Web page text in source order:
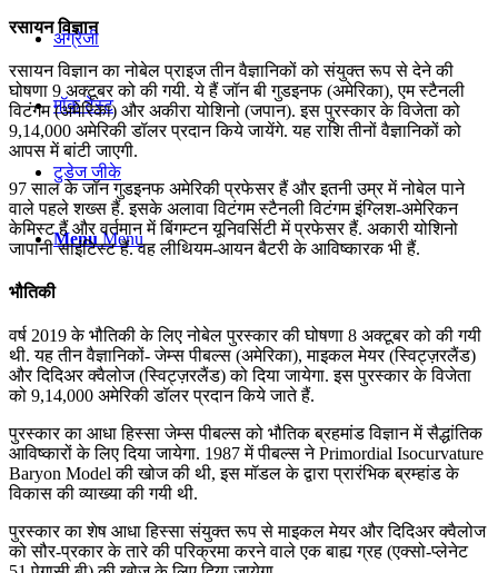
अंग्रेजी
मॉक टेस्ट
टुडेज जीके
Menu Menu
रसायन विज्ञान
रसायन विज्ञान का नोबेल प्राइज तीन वैज्ञानिकों को संयुक्त रूप से देने की
घोषणा 9 अक्टूबर को की गयी. ये हैं जॉन बी गुडइनफ (अमेरिका), एम स्टैनली
विटंगम (अमेरिका) और अकीरा योशिनो (जपान). इस पुरस्कार के विजेता को
9,14,000 अमेरिकी डॉलर प्रदान किये जायेंगे. यह राशि तीनों वैज्ञानिकों को
आपस में बांटी जाएगी.
97 साल के जॉन गुडइनफ अमेरिकी प्रफेसर हैं और इतनी उम्र में नोबेल पाने
वाले पहले शख्स हैं. इसके अलावा विटंगम स्टैनली विटंगम इंग्लिश-अमेरिकन
केमिस्ट हैं और वर्तमान में बिंगम्टन यूनिवर्सिटी में प्रफेसर हैं. अकारी योशिनो
जापानी साइंटिस्ट हैं. वह लीथियम-आयन बैटरी के आविष्कारक भी हैं.
भौतिकी
वर्ष 2019 के भौतिकी के लिए नोबेल पुरस्‍कार की घोषणा 8 अक्टूबर को की गयी
थी. यह तीन वैज्ञानिकों- जेम्‍स पीबल्स (अमेरिका), माइकल मेयर (स्विट्ज़रलैंड)
और दिदिअर क्वैलोज (स्विट्ज़रलैंड) को दिया जायेगा. इस पुरस्कार के विजेता
को 9,14,000 अमेरिकी डॉलर प्रदान किये जाते हैं.
पुरस्‍कार का आधा हिस्‍सा जेम्‍स पीबल्स को भौतिक ब्रहमांड विज्ञान में सैद्धांतिक
आविष्‍कारों के लिए दिया जायेगा. 1987 में पीबल्स ने Primordial Isocurvature
Baryon Model की खोज की थी, इस मॉडल के द्वारा प्रारंभिक ब्रम्हांड के
विकास की व्याख्या की गयी थी.
पुरस्‍कार का शेष आधा हिस्‍सा संयुक्‍त रूप से माइकल मेयर और दिदिअर क्वैलोज
को सौर-प्रकार के तारे की परिक्रमा करने वाले एक बाह्य ग्रह (एक्सो-प्लेनेट